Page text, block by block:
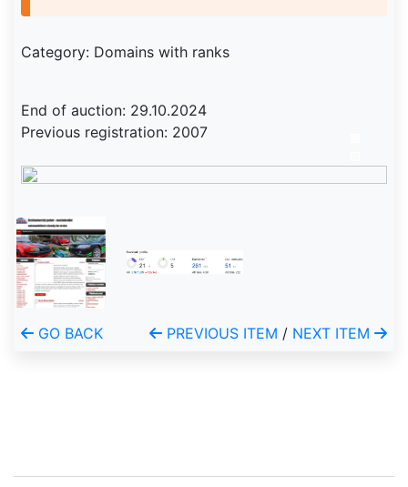
Category: Domains with ranks
End of auction: 29.10.2024
Previous registration: 2007
GO BACK PREVIOUS ITEM / NEXT ITEM